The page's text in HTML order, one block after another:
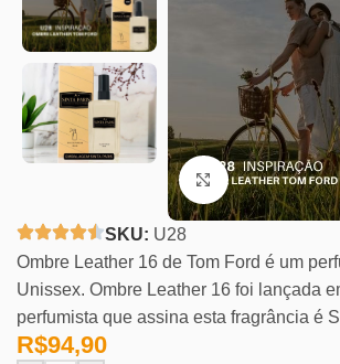
Clique para
SKU: U28
Ombre Leather 16 de Tom Ford é um
Unissex. Ombre Leather 16 foi lançada
perfumista que assina esta fragrância é
R$94,90